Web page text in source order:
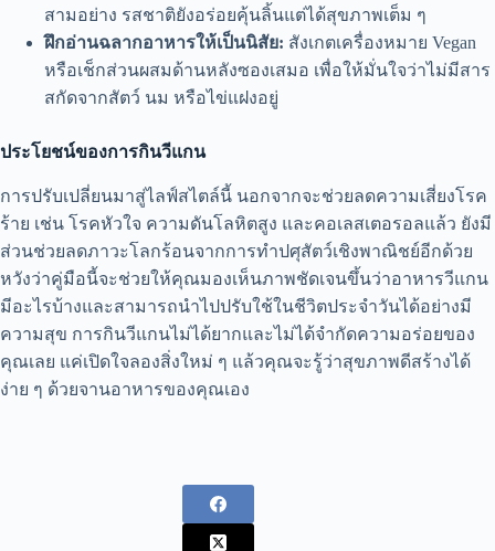
สามอย่าง รสชาติยังอร่อยคุ้นลิ้นแต่ได้สุขภาพเต็ม ๆ
ฝึกอ่านฉลากอาหารให้เป็นนิสัย: สังเกตเครื่องหมาย Vegan
หรือเช็กส่วนผสมด้านหลังซองเสมอ เพื่อให้มั่นใจว่าไม่มีสาร
สกัดจากสัตว์ นม หรือไข่แฝงอยู่
ประโยชน์ของการกินวีแกน
การปรับเปลี่ยนมาสู่ไลฟ์สไตล์นี้ นอกจากจะช่วยลดความเสี่ยงโรค
ร้าย เช่น โรคหัวใจ ความดันโลหิตสูง และคอเลสเตอรอลแล้ว ยังมี
ส่วนช่วยลดภาวะโลกร้อนจากการทำปศุสัตว์เชิงพาณิชย์อีกด้วย
หวังว่าคู่มือนี้จะช่วยให้คุณมองเห็นภาพชัดเจนขึ้นว่าอาหารวีแกน
มีอะไรบ้างและสามารถนำไปปรับใช้ในชีวิตประจำวันได้อย่างมี
ความสุข การกินวีแกนไม่ได้ยากและไม่ได้จำกัดความอร่อยของ
คุณเลย แค่เปิดใจลองสิ่งใหม่ ๆ แล้วคุณจะรู้ว่าสุขภาพดีสร้างได้
ง่าย ๆ ด้วยจานอาหารของคุณเอง